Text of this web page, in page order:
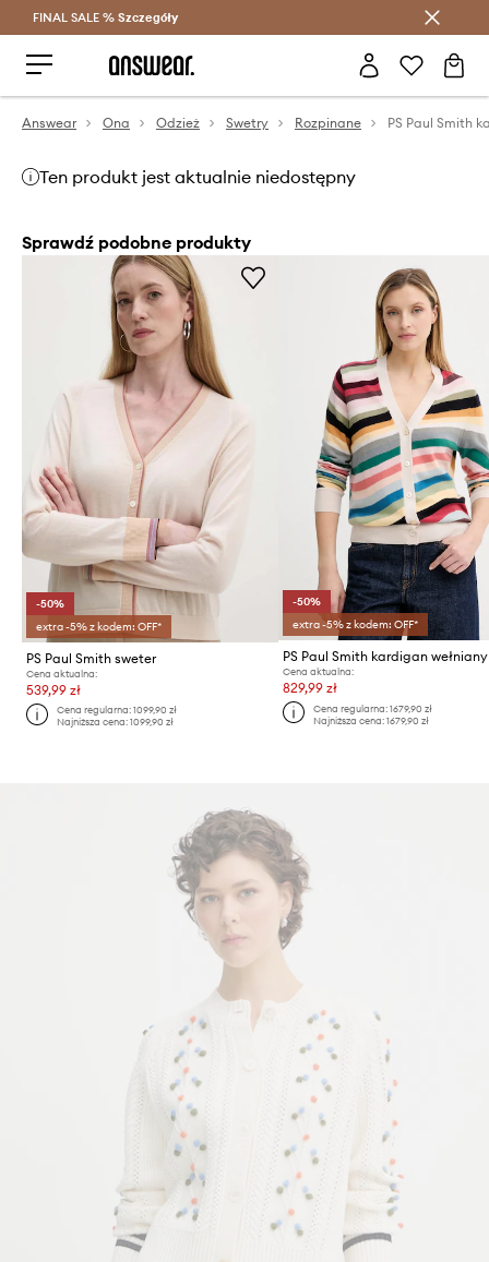
Oszczędzaj z Answear Club >
FINAL SALE % Szczegóły
Answear Ona Odzież Swetry Rozpinane
Ten produkt jest aktualnie niedostępny
Sprawdź podobne produkty
-50%
extra -5% z kodem: OFF*
PS Paul Smith sweter
Cena aktualna:
539,99 zł
Cena regularna:1099,90 zł
Najniższa cena:1099,90 zł
-50%
extra -5% z kodem: OFF*
PS Paul Smith kardigan wełniany
Cena aktualna:
829,99 zł
Cena regularna: 1679,90 zł
Najniższa cena: 1679,90 zł